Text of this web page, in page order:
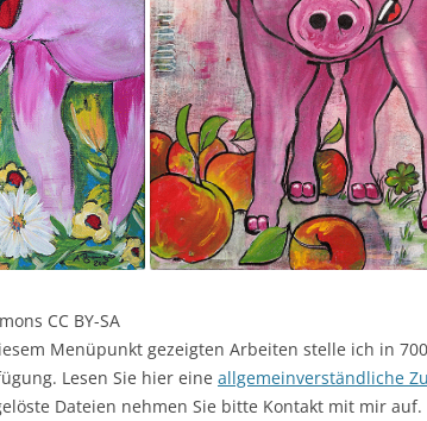
CC BY-SA
Menüpunkt gezeigten Arbeiten stelle ich in
Lesen Sie hier eine allgemeinverständliche
Dateien nehmen Sie bitte Kontakt mit mir auf.